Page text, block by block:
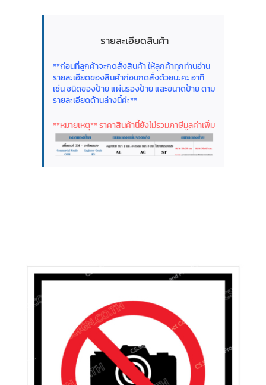
รายละเอียดสินค้า
**ก่อนที่ลูกค้าจะกดสั่งสินค้า ให้ลูกค้าทุกท่านอ่าน
รายละเอียดของสินค้าก่อนกดสั่งด้วยนะคะ อาทิ
เช่น ชนิดของป้าย แผ่นรองป้าย และขนาดป้าย ตาม
รายละเอียดด้านล่างนี้ค่ะ**
**หมายเหตุ** ราคาสินค้านี้ยังไม่รวมภาษีมูลค่าเพิ่ม